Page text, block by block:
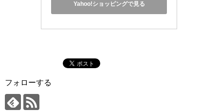
Yahoo!ショッピングで見る
フォローする